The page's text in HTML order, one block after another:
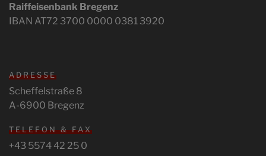
Raiffeisenbank Bregenz
IBAN AT72 3700 0000 0381 3920
ADRESSE
Scheffelstraße 8
A-6900 Bregenz
TELEFON & FAX
+43 5574 42 25 0